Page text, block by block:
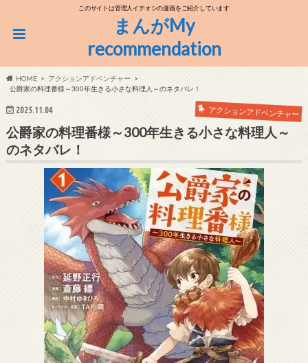
このサイトは管理人イチオシの漫画をご紹介しています
まんがMy
recommendation
HOME
アクションアドベンチャー
公爵家の料理番様～300年生きる小さな料理人～のネタバレ！
2025.11.04 アクションアドベンチャー
公爵家の料理番様～300年生きる小さな料理人～
のネタバレ！